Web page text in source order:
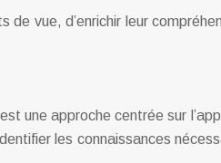
vue, d’enrichir leur
une approche centrée sur
les connaissances